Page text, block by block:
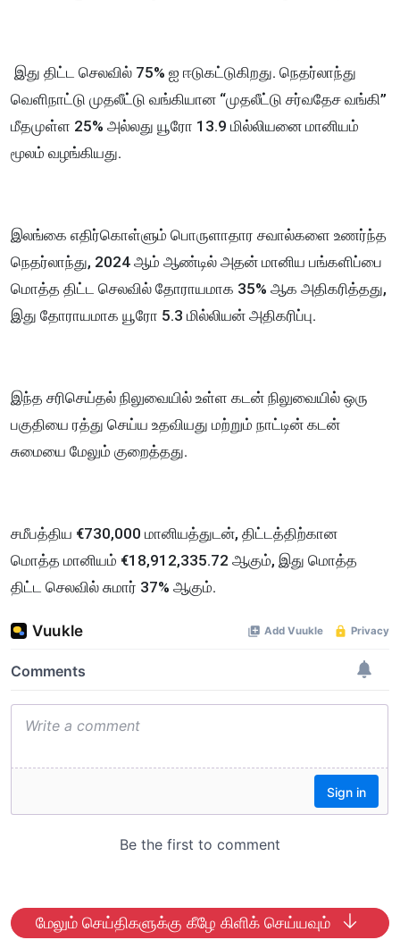
இது திட்ட செலவில் 75% ஐ ஈடுகட்டுகிறது. நெதர்லாந்து
வெளிநாட்டு முதலீட்டு வங்கியான “முதலீட்டு சர்வதேச வங்கி”
மீதமுள்ள 25% அல்லது யூரோ 13.9 மில்லியனை மானியம்
மூலம் வழங்கியது.
இலங்கை எதிர்கொள்ளும் பொருளாதார சவால்களை உணர்ந்த
நெதர்லாந்து, 2024 ஆம் ஆண்டில் அதன் மானிய பங்களிப்பை
மொத்த திட்ட செலவில் தோராயமாக 35% ஆக அதிகரித்தது,
இது தோராயமாக யூரோ 5.3 மில்லியன் அதிகரிப்பு.
இந்த சரிசெய்தல் நிலுவையில் உள்ள கடன் நிலுவையில் ஒரு
பகுதியை ரத்து செய்ய உதவியது மற்றும் நாட்டின் கடன்
சுமையை மேலும் குறைத்தது.
சமீபத்திய €730,000 மானியத்துடன், திட்டத்திற்கான
மொத்த மானியம் €18,912,335.72 ஆகும், இது மொத்த
திட்ட செலவில் சுமார் 37% ஆகும்.
மேலும் செய்திகளுக்கு கீழே கிளிக் செய்யவும்